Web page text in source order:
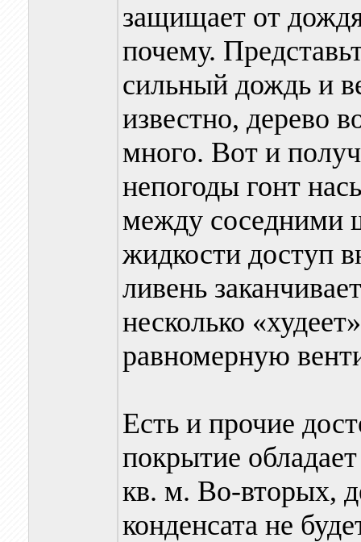
защищает от
почему.
сильный дождь и
известно, дерево
много. Вот и
непогоды гонт
между соседними
жидкости доступ
ливень
несколько
равномерную
Есть и прочие
покрытие
кв. м. Во-вторых,
конденсата не